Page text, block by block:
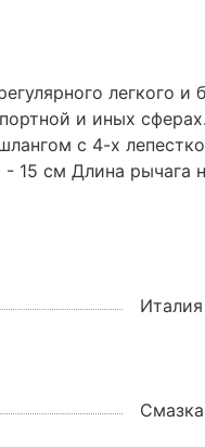
легкого и
и иных
с 4-х
15 см Длина рычага
Италия
Смазка